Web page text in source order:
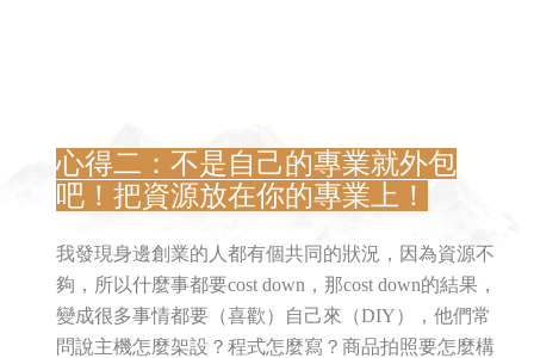
心得二：不是自己的專業就外包
吧！把資源放在你的專業上！
我發現身邊創業的人都有個共同的狀況，因為資源不
夠，所以什麼事都要cost down，那cost down的結果，
變成很多事情都要（喜歡）自己來（DIY），他們常
問說主機怎麼架設？程式怎麼寫？商品拍照要怎麼構